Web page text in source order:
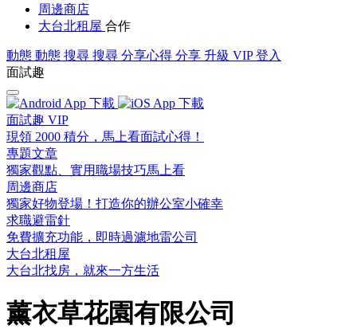
周邊商店
大台北租屋 合作
動態 動態 搜尋 搜尋 分享心得 分享 升級 VIP 登入
面試趣
面試趣 VIP
現領 2000 積分，馬上看面試心得！
專題文章
獨家觀點、實用職場技巧馬上看
周邊商店
獨家好物登場！打造你的辦公室小確幸
求職避雷針
免費擴充功能，即時過濾地雷公司
大台北租屋
大台北找房，就來一方生活
薰衣草花園有限公司